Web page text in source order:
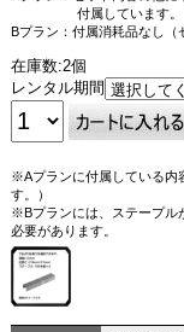
付属しています。
Bプラン：付属消耗品なし（
在庫数:2個
レンタル期間
※Aプランに付属している内
す。）
※Bプランには、ステープル
必要があります。